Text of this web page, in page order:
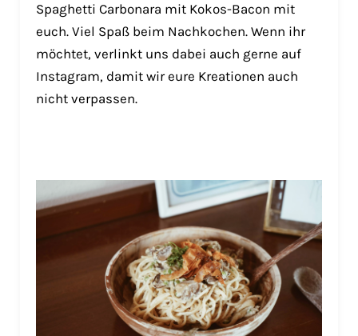
Spaghetti Carbonara mit Kokos-Bacon mit
euch. Viel Spaß beim Nachkochen. Wenn ihr
möchtet, verlinkt uns dabei auch gerne auf
Instagram, damit wir eure Kreationen auch
nicht verpassen.